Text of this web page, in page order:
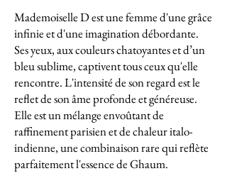
Mademoiselle D est une femme d'une grâce
infinie et d'une imagination débordante.
Ses yeux, aux couleurs chatoyantes et d’un
bleu sublime, captivent tous ceux qu'elle
rencontre. L'intensité de son regard est le
reflet de son âme profonde et généreuse.
Elle est un mélange envoûtant de
raffinement parisien et de chaleur italo-
indienne, une combinaison rare qui reflète
parfaitement l'essence de Ghaum.